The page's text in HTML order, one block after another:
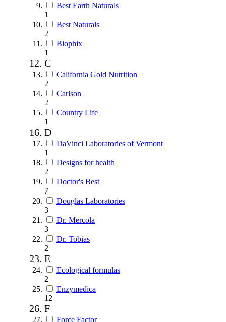
Best Earth Naturals
1
Best Naturals
2
Biophix
1
C
California Gold Nutrition
2
Carlson
2
Country Life
1
D
DaVinci Laboratories of Vermont
1
Designs for health
2
Doctor's Best
7
Douglas Laboratories
3
Dr. Mercola
3
Dr. Tobias
2
E
Ecological formulas
2
Enzymedica
12
F
Force Factor